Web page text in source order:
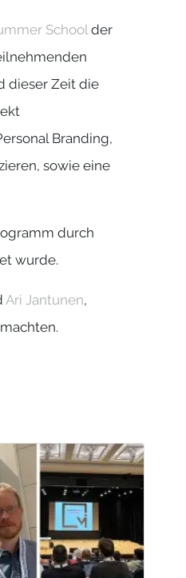
School der
dieser Zeit die
Branding,
sowie eine
durch
wurde.
Ari Jantunen,